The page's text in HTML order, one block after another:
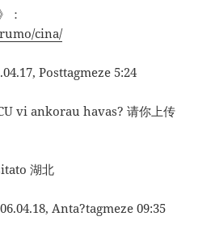
：
cina/
Posttagmeze 5:24
vi ankorau havas? 请你上传
湖北
Anta?tagmeze 09:35